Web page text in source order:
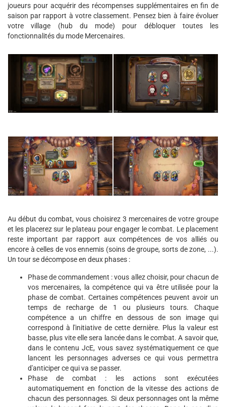
joueurs pour acquérir des récompenses supplémentaires en fin de
saison par rapport à votre classement. Pensez bien à faire évoluer
votre village (hub du mode) pour débloquer toutes les
fonctionnalités du mode Mercenaires.
Au début du combat, vous choisirez 3 mercenaires de votre groupe
et les placerez sur le plateau pour engager le combat. Le placement
reste important par rapport aux compétences de vos alliés ou
encore à celles de vos ennemis (soins de groupe, sorts de zone, ...).
Un tour se décompose en deux phases :
Phase de commandement : vous allez choisir, pour chacun de
vos mercenaires, la compétence qui va être utilisée pour la
phase de combat. Certaines compétences peuvent avoir un
temps de recharge de 1 ou plusieurs tours. Chaque
compétence a un chiffre en dessous de son image qui
correspond à l'initiative de cette dernière. Plus la valeur est
basse, plus vite elle sera lancée dans le combat. A savoir que,
dans le contenu JcE, vous savez systématiquement ce que
lancent les personnages adverses ce qui vous permettra
d'anticiper ce qui va se passer.
Phase de combat : les actions sont exécutées
automatiquement en fonction de la vitesse des actions de
chacun des personnages. Si deux personnages ont la même